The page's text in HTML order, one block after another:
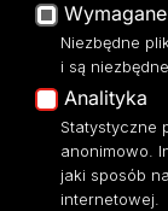
Moodle
Eksperci UŁ
Polityka
Dostępność
Wymagane
Niezbędne
i są
Analityka
Statystyczne
anonimowo.
jaki sposób
internetowej.